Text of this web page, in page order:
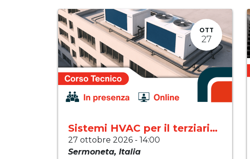
OTT
27
Sistemi HVAC per il terziario e grandi impianti
27 ottobre 2026 - 14:00
Sermoneta, Italia